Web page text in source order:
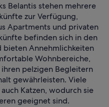
Belantis stehen mehrere
zur Verfügung,
Apartments und privaten
befinden sich in den
Annehmlichkeiten
Wohnbereiche,
pelzigen Begleitern
gewährleisten. Viele
Katzen, wodurch sie
geeignet sind.